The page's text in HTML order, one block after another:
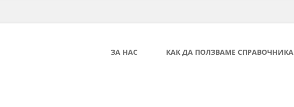
ЗА НАС КАК ДА ПОЛЗВАМЕ СПРАВОЧНИКА